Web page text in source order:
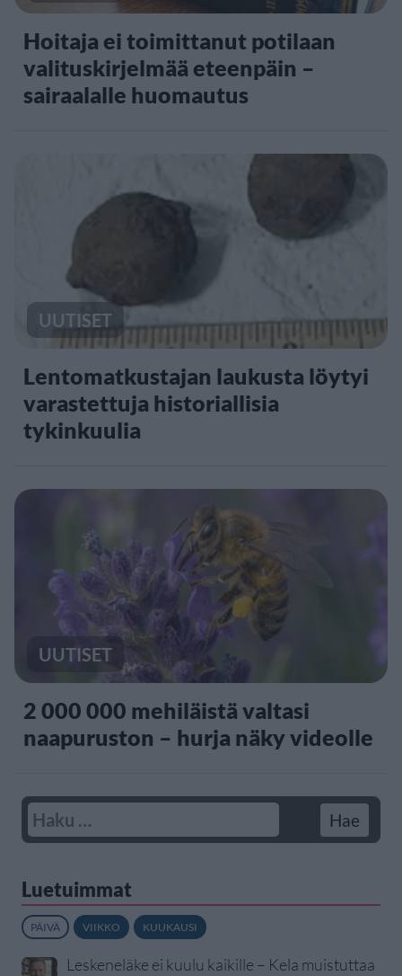
Hoitaja ei toimittanut potilaan
valituskirjelmää eteenpäin –
sairaalalle huomautus
UUTISET
Lentomatkustajan laukusta löytyi
varastettuja historiallisia
tykinkuulia
UUTISET
2 000 000 mehiläistä valtasi
naapuruston – hurja näky videolle
Luetuimmat
PÄIVÄ VIIKKO KUUKAUSI
Leskeneläke ei kuulu kaikille – Kela muistuttaa